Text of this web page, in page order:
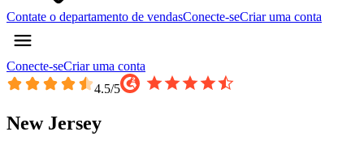
Contate o departamento de vendasConecte-seCriar uma conta
Conecte-seCriar uma conta
4.5/5
New Jersey